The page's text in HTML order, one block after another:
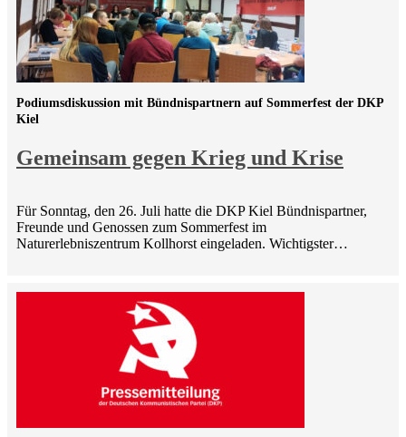
Gemeinsam gegen Krieg und Krise
Podiumsdiskussion mit Bündnispartnern auf Sommerfest der DKP
Kiel
Für Sonntag, den 26. Juli hatte die DKP Kiel Bündnispartner,
Freunde und Genossen zum Sommerfest im
Naturerlebniszentrum Kollhorst eingeladen. Wichtigster…